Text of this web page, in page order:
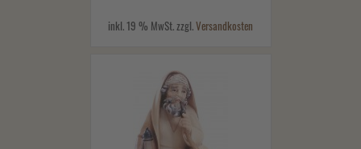
inkl. 19 % MwSt. zzgl.Versandkosten